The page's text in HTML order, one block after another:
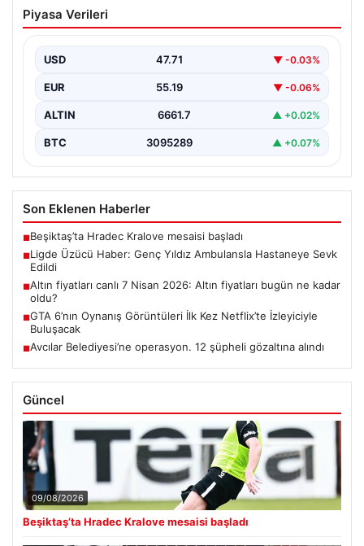
Ambulansla Hastaneye Sevk Edildi
devam ederken, Boluspor ve Manisa FK…
Piyasa Verileri
USD 47.71 ▼ -0.03%
EUR 55.19 ▼ -0.06%
ALTIN 6661.7 ▲ +0.02%
BTC 3095289 ▲ +0.07%
Son Eklenen Haberler
■Beşiktaş’ta Hradec Kralove mesaisi başladı
■Ligde Üzücü Haber: Genç Yıldız Ambulansla Hastaneye Sevk
Edildi
■Altın fiyatları canlı 7 Nisan 2026: Altın fiyatları bugün ne kadar
oldu?
■GTA 6’nın Oynanış Görüntüleri İlk Kez Netflix’te İzleyiciyle
Buluşacak
■Avcılar Belediyesi’ne operasyon. 12 şüpheli gözaltına alındı
Güncel
09/08/2026
Beşiktaş’ta Hradec Kralove mesaisi başladı